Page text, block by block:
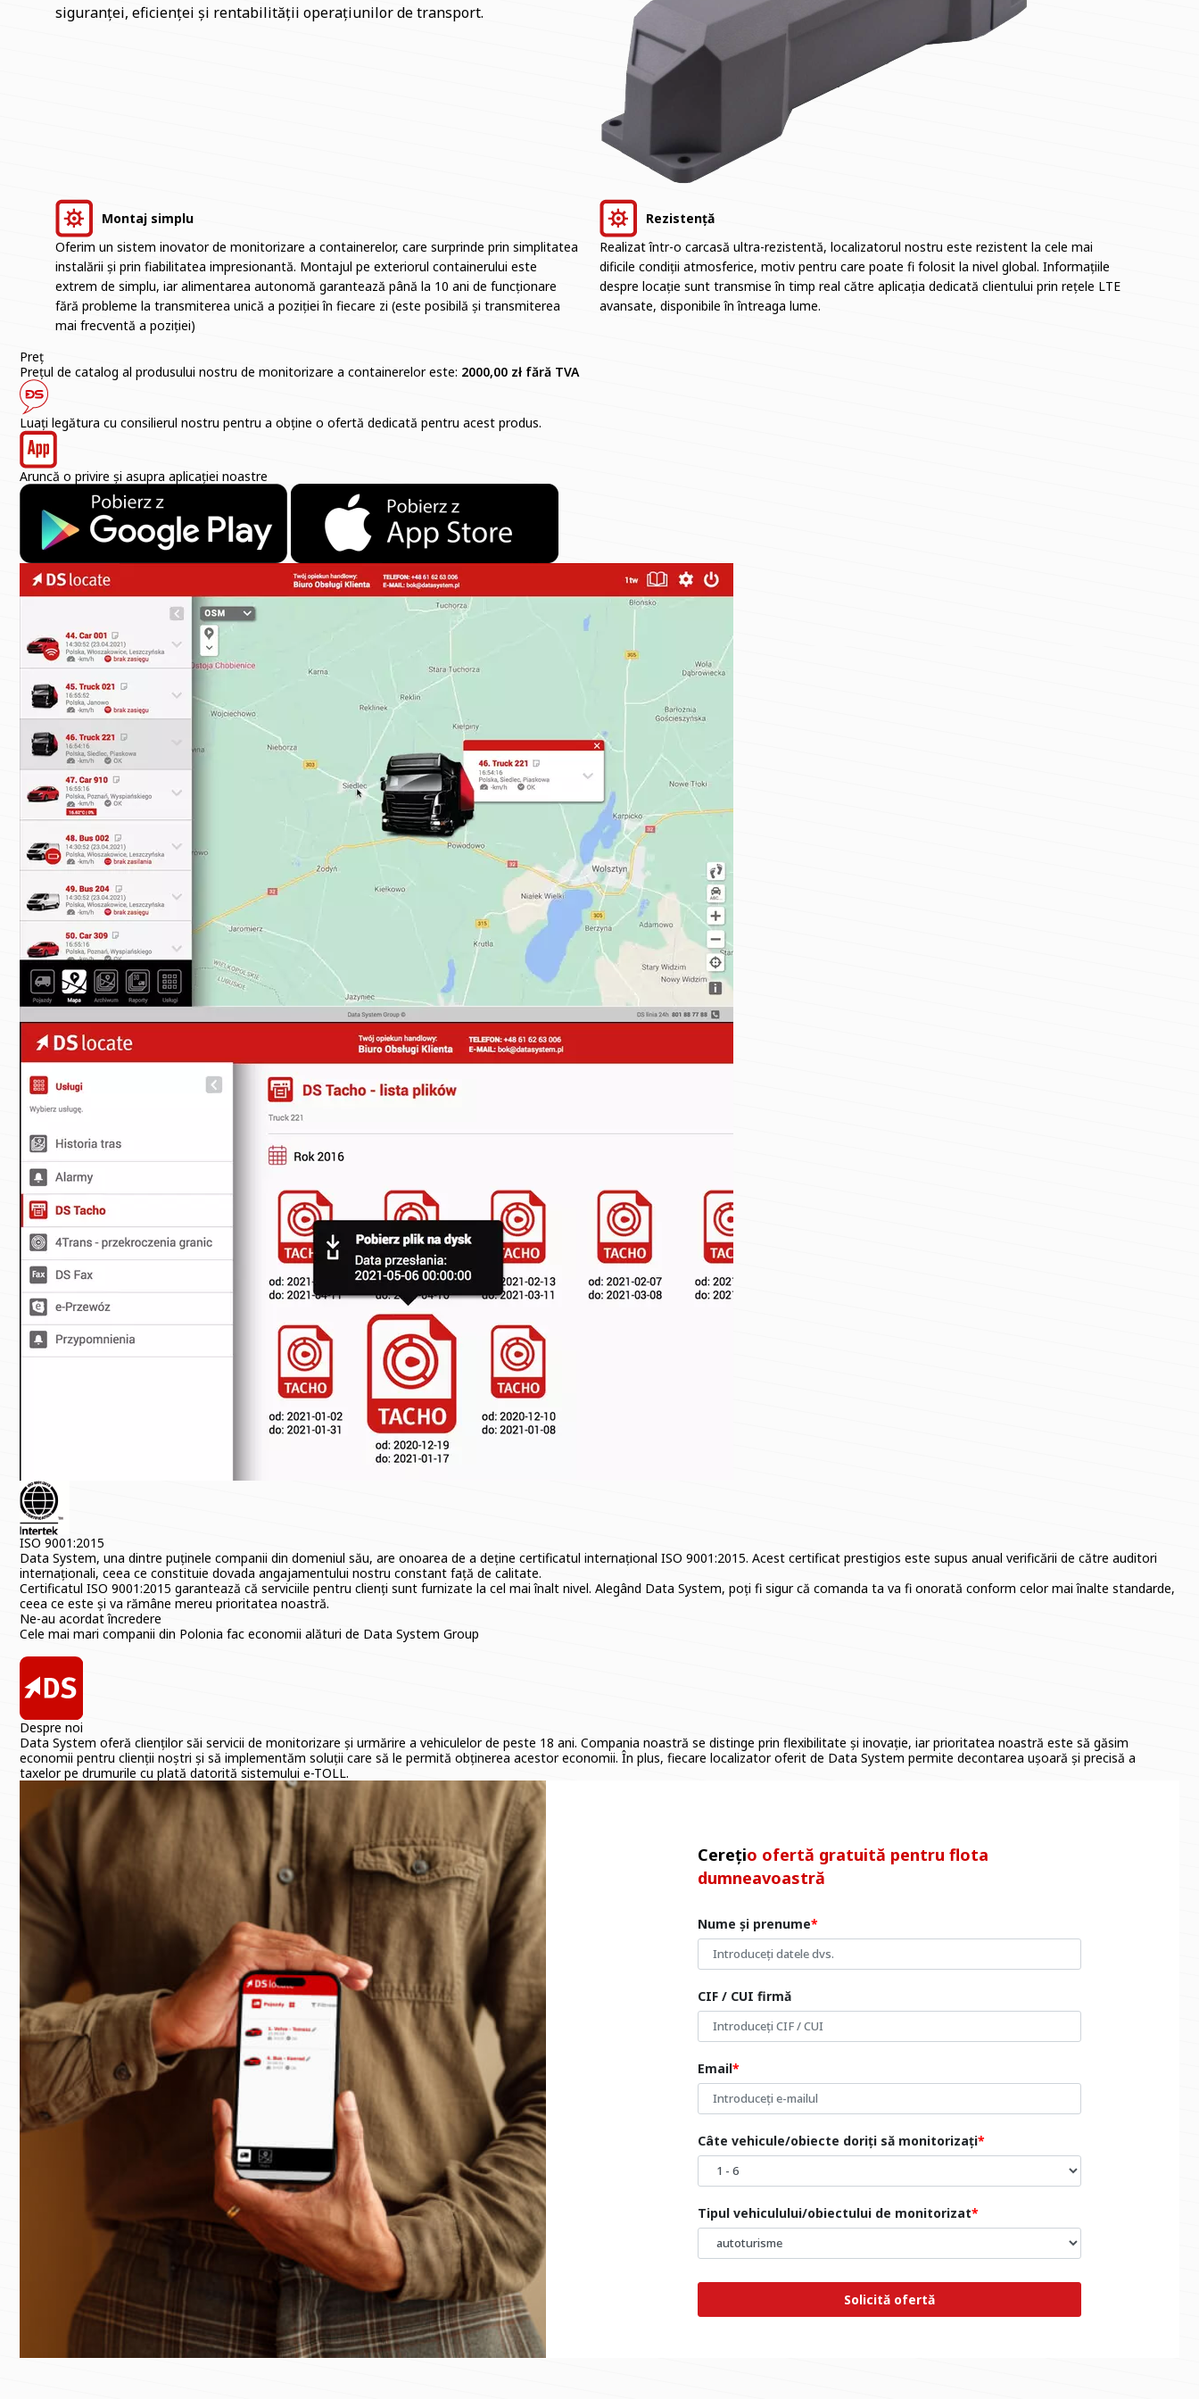
siguranței, eficienței și rentabilității operațiunilor de transport.
Montaj simplu
Oferim un sistem inovator de monitorizare a containerelor, care surprinde prin simplitatea
instalării și prin fiabilitatea impresionantă. Montajul pe exteriorul containerului este
extrem de simplu, iar alimentarea autonomă garantează până la 10 ani de funcționare
fără probleme la transmiterea unică a poziției în fiecare zi (este posibilă și transmiterea
mai frecventă a poziției)
Rezistență
Realizat într-o carcasă ultra-rezistentă, localizatorul nostru este rezistent la cele mai
dificile condiții atmosferice, motiv pentru care poate fi folosit la nivel global. Informațiile
despre locație sunt transmise în timp real către aplicația dedicată clientului prin rețele LTE
avansate, disponibile în întreaga lume.
Preț
Prețul de catalog al produsului nostru de monitorizare a containerelor este: 2000,00 zł fără TVA
Luați legătura cu consilierul nostru pentru a obține o ofertă dedicată pentru acest produs.
Aruncă o privire și asupra aplicației noastre
ISO 9001:2015
Data System, una dintre puținele companii din domeniul său, are onoarea de a deține certificatul internațional ISO 9001:2015. Acest certificat prestigios este supus anual verificării de către auditori
internaționali, ceea ce constituie dovada angajamentului nostru constant față de calitate.
Certificatul ISO 9001:2015 garantează că serviciile pentru clienți sunt furnizate la cel mai înalt nivel. Alegând Data System, poți fi sigur că comanda ta va fi onorată conform celor mai înalte standarde,
ceea ce este și va rămâne mereu prioritatea noastră.
Ne-au acordat încredere
Cele mai mari companii din Polonia fac economii alături de Data System Group
Despre noi
Data System oferă clienților săi servicii de monitorizare și urmărire a vehiculelor de peste 18 ani. Compania noastră se distinge prin flexibilitate și inovație, iar prioritatea noastră este să găsim
economii pentru clienții noștri și să implementăm soluții care să le permită obținerea acestor economii. În plus, fiecare localizator oferit de Data System permite decontarea ușoară și precisă a
taxelor pe drumurile cu plată datorită sistemului e-TOLL.
Cerețio ofertă gratuită pentru flota
dumneavoastră
Nume și prenume
CIF / CUI firmă
Email
Câte vehicule/obiecte doriți să monitorizați
Tipul vehiculului/obiectului de monitorizat
Solicită ofertă